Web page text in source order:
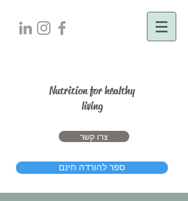
Nutrition for healthy
living
צרו קשר
ספר להורדה חינם